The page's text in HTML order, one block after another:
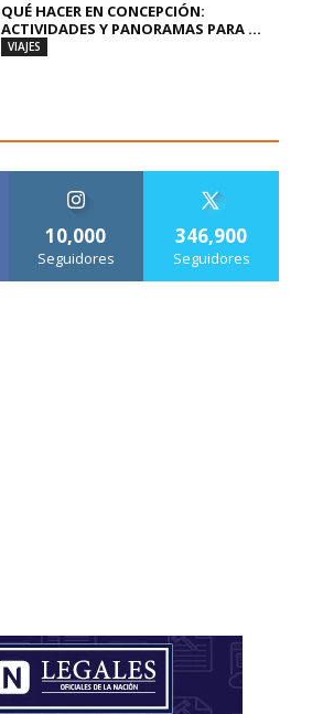
QUÉ HACER EN CONCEPCIÓN:
ACTIVIDADES Y PANORAMAS PARA ...
VIAJES
10,000
Seguidores
346,900
Seguidores